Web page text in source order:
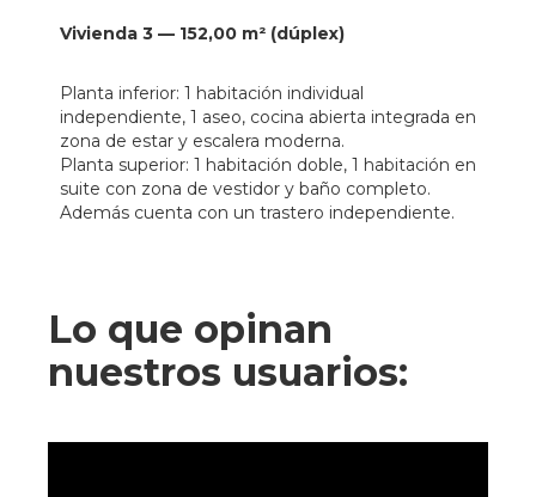
Vivienda 3 — 152,00 m² (dúplex)
Planta inferior: 1 habitación individual
independiente, 1 aseo, cocina abierta integrada en
zona de estar y escalera moderna.
Planta superior: 1 habitación doble, 1 habitación en
suite con zona de vestidor y baño completo.
Además cuenta con un trastero independiente.
Lo que opinan
nuestros usuarios: